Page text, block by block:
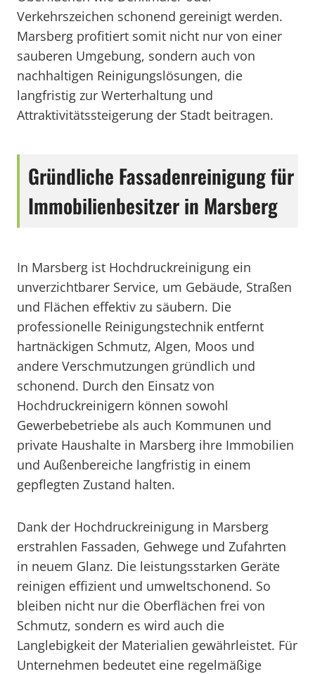
Verkehrszeichen schonend gereinigt werden.
Marsberg profitiert somit nicht nur von einer
sauberen Umgebung, sondern auch von
nachhaltigen Reinigungslösungen, die
langfristig zur Werterhaltung und
Attraktivitätssteigerung der Stadt beitragen.
Gründliche Fassadenreinigung für
Immobilienbesitzer in Marsberg
In Marsberg ist Hochdruckreinigung ein
unverzichtbarer Service, um Gebäude, Straßen
und Flächen effektiv zu säubern. Die
professionelle Reinigungstechnik entfernt
hartnäckigen Schmutz, Algen, Moos und
andere Verschmutzungen gründlich und
schonend. Durch den Einsatz von
Hochdruckreinigern können sowohl
Gewerbebetriebe als auch Kommunen und
private Haushalte in Marsberg ihre Immobilien
und Außenbereiche langfristig in einem
gepflegten Zustand halten.
Dank der Hochdruckreinigung in Marsberg
erstrahlen Fassaden, Gehwege und Zufahrten
in neuem Glanz. Die leistungsstarken Geräte
reinigen effizient und umweltschonend. So
bleiben nicht nur die Oberflächen frei von
Schmutz, sondern es wird auch die
Langlebigkeit der Materialien gewährleistet. Für
Unternehmen bedeutet eine regelmäßige